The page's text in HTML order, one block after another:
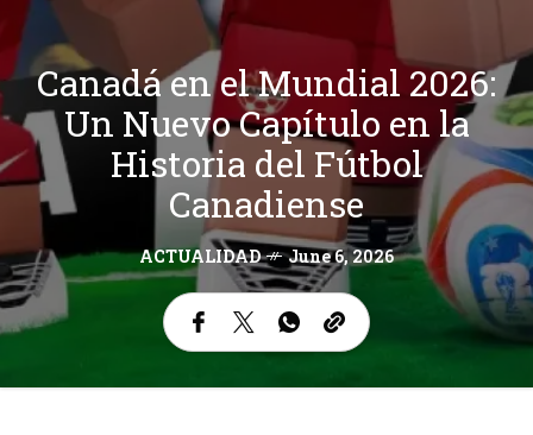
Canadá en el Mundial 2026:
Un Nuevo Capítulo en la
Historia del Fútbol
Canadiense
ACTUALIDAD June 6, 2026